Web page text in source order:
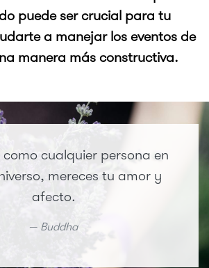
puede ser crucial para tu
a manejar los eventos de
manera más constructiva.
como cualquier persona en
mereces tu amor y
afecto.
Buddha